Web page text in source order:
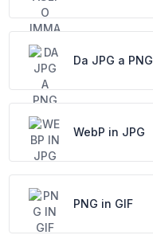
Da JPG a PNG
WebP in JPG
PNG in GIF